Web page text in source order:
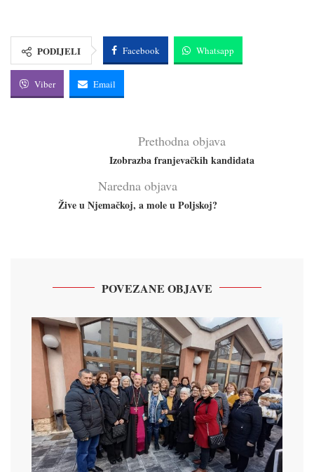
PODIJELI Facebook Whatsapp
Viber Email
Prethodna objava
Izobrazba franjevačkih kandidata
Naredna objava
Žive u Njemačkoj, a mole u Poljskoj?
POVEZANE OBJAVE